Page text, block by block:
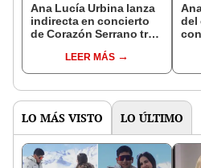
Ana Lucía Urbina lanza
indirecta en concierto
de Corazón Serrano tras
Guerrero: "¿Todo por
amor?"
LEER MÁS
del
LO MÁS VISTO LO ÚLTIMO